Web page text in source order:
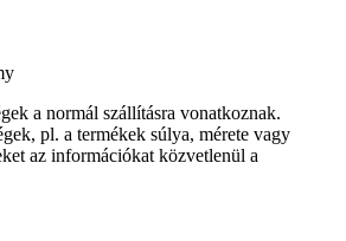
a normál szállításra vonatkoznak.
pl. a termékek súlya, mérete vagy
az információkat közvetlenül a